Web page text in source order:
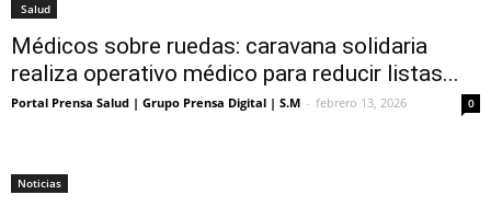
Salud
Médicos sobre ruedas: caravana solidaria
realiza operativo médico para reducir listas...
Portal Prensa Salud | Grupo Prensa Digital | S.M - febrero 13, 2026 0
Noticias